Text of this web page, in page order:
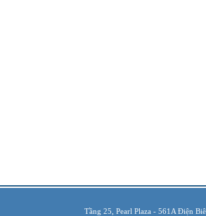
Tầng 25, Pearl Plaza - 561A Điện